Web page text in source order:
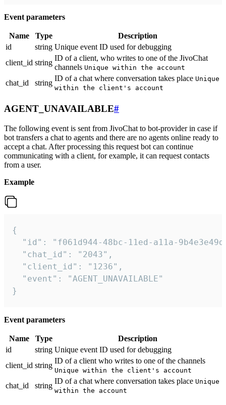
Event parameters
Name Type
Description
id
string Unique event ID used for debugging
client_id string
ID of a client, who writes to one of the JivoChat
channels Unique within the account
chat_id string
ID of a chat where conversation takes place Unique
within the client's account
AGENT_UNAVAILABLE#
The following event is sent from JivoChat to bot-provider in case if
bot transfers a chat to agents and there are no agents online ready to
accept a chat. After processing this request bot can continue
communicating with a client, for example, it can request contacts
from a user.
Example
{
"id": "f061d944-48bc-11ed-a11a-
  "chat_id": "2043",
  "client_id": "1236",
  "event": "AGENT_UNAVAILABLE"
}
Event parameters
Name Type
Description
id
string Unique event ID used for debugging
client_id string
ID of a client who writes to one of the channels
Unique within the client's account
chat_id string
ID of a chat where conversation takes place Unique
within the account